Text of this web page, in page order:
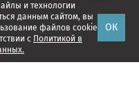
и технологии
данным сайтом, вы
файлов cookie
с Политикой в
ОК